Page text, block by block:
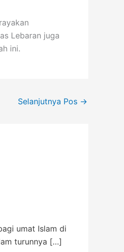
Lebaran juga
ini.
Selanjutnya Pos →
umat Islam di
turunnya […]